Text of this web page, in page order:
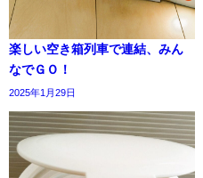
楽しい空き箱列車で連結、みん
なでＧＯ！
2025年1月29日